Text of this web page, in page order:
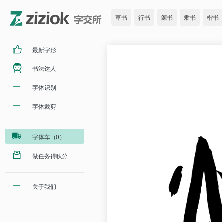
草书 行书 篆书 隶书 楷书
最新字形
书法达人
字体识别
字体裁剪
字体车（0）
做任务得积分
关于我们